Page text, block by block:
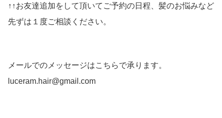
↑↑お友達追加をして頂いてご予約の日程、髪のお悩みなど
先ずは１度ご相談ください。
メールでのメッセージはこちらで承ります。
luceram.hair@gmail.com